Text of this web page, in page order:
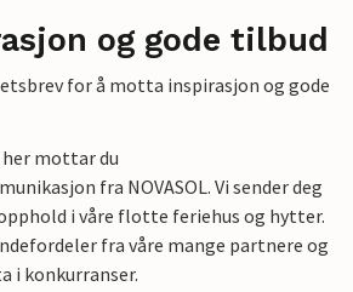
og gode tilbud
for å motta inspirasjon og gode
mottar du
fra NOVASOL. Vi sender deg
i våre flotte feriehus og hytter.
fra våre mange partnere og
i konkurranser.